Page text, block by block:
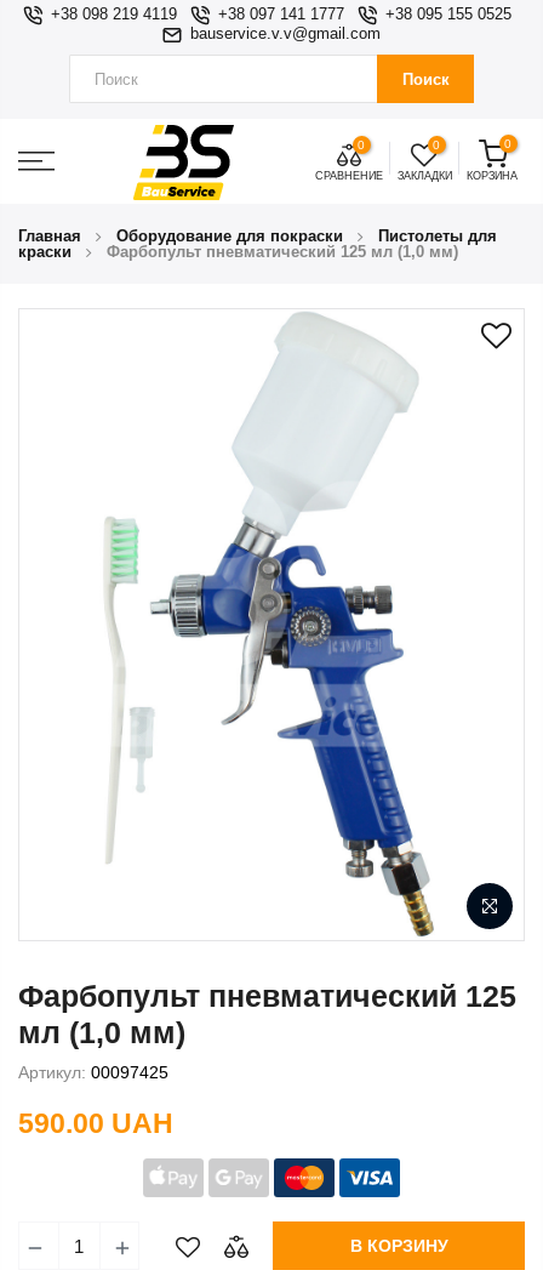
+38 098 219 4119 +38 097 141 1777
+38 095 155 0525
bauservice.v.v@gmail.com
Поиск
0
СРАВНЕНИЕ
0
ЗАКЛАДКИ
0
КОРЗИНА
Главная Оборудование для покраски
Пистолеты для
краски
Фарбопульт пневматический 125 мл (1,0 мм)
Фарбопульт пневматический 125
мл (1,0 мм)
Артикул: 00097425
590.00 UAH
В КОРЗИНУ